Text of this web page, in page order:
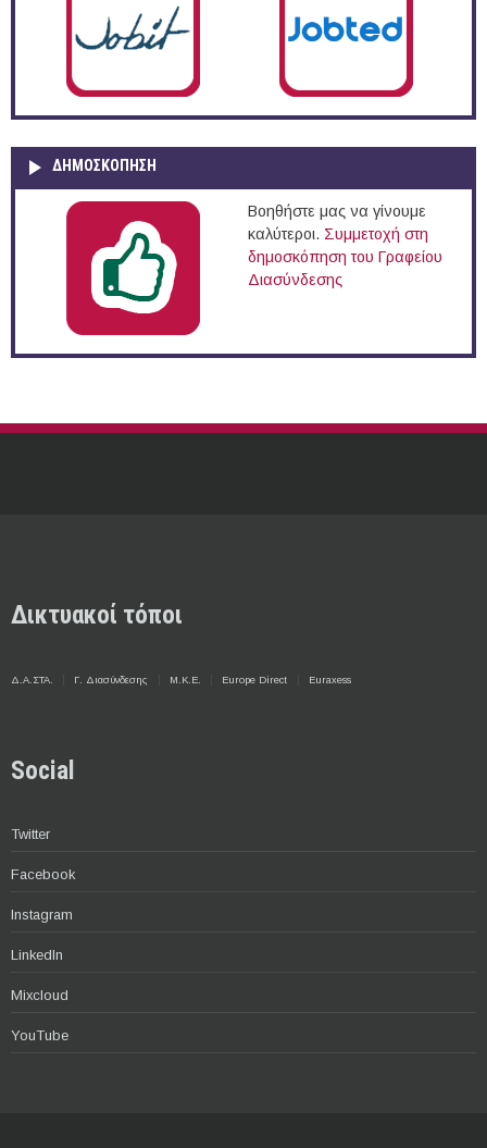
ΔΗΜΟΣΚΌΠΗΣΗ
Βοηθήστε μας να γίνουμε
καλύτεροι. Συμμετοχή στη
δημοσκόπηση του Γραφείου
Διασύνδεσης
Δικτυακοί τόποι
Δ.Α.ΣΤΑ. Γ. Διασύνδεσης Μ.Κ.Ε. Europe Direct Euraxess
Social
Twitter
Facebook
Instagram
LinkedIn
Mixcloud
YouTube